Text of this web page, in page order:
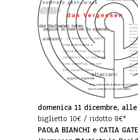
domenica 11 dicembre, alle
biglietto 10€ / ridotto 8€*
PAOLA BIANCHI e CATIA